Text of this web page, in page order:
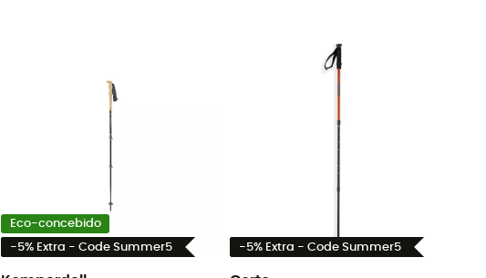
Eco-concebido
-5% Extra - Code Summer5
-5% Extra - Code Summer5